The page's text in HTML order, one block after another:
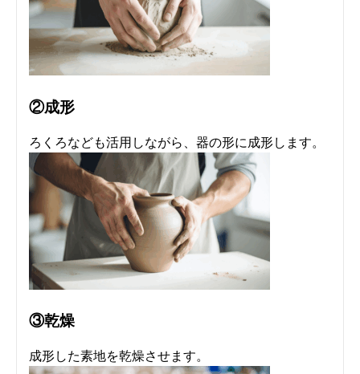
②成形
ろくろなども活用しながら、器の形に成形します。
③乾燥
成形した素地を乾燥させます。